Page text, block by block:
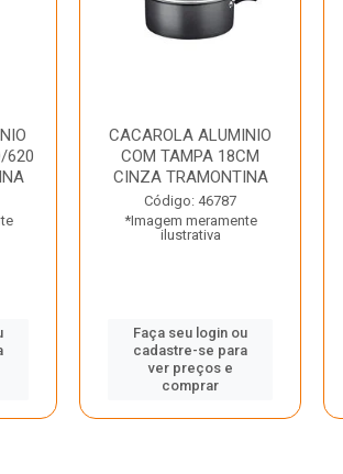
620
CACAROLA ALUMINIO
COM TAMPA 18CM
CINZA TRAMONTINA
Código: 46787
*Imagem meramente
ilustrativa
Faça seu login ou
cadastre-se para
ver preços e
comprar